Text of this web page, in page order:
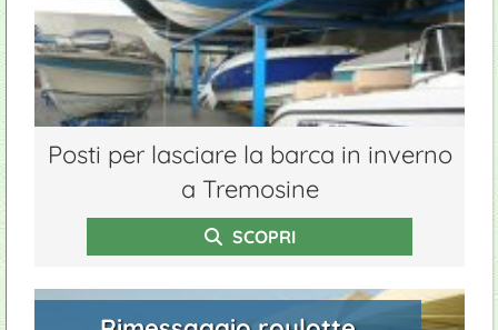
Posti per lasciare la barca in inverno
a Tremosine
SCOPRI